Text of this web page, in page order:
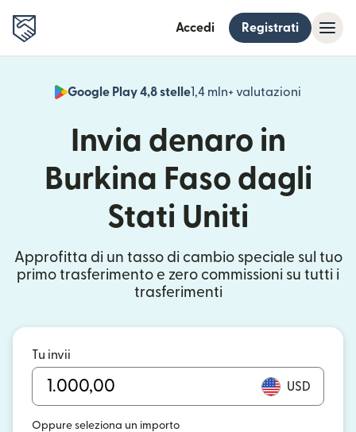
Accedi Registrati
Google Play 4,8 stelle1,4 mln+ valutazioni
Invia denaro in
Burkina Faso dagli
Stati Uniti
Approfitta di un tasso di cambio speciale sul tuo
primo trasferimento e zero commissioni su tutti i
trasferimenti
Tu invii
USD
Oppure seleziona un importo